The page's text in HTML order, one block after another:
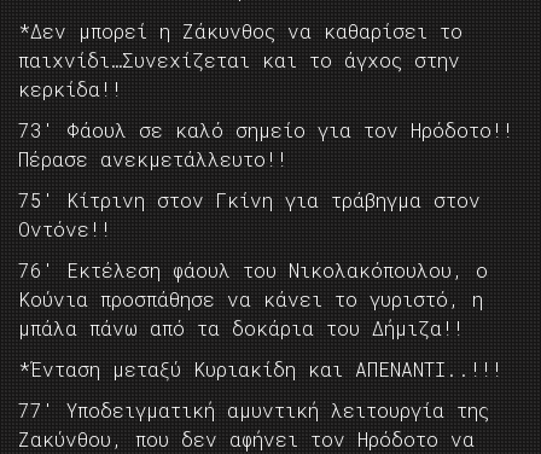
*Δεν μπορεί η Ζάκυνθος να καθαρίσει το
παιχνίδι…Συνεχίζεται και το άγχος στην
κερκίδα!!
73′ Φάουλ σε καλό σημείο για τον Ηρόδοτο!!
Πέρασε ανεκμετάλλευτο!!
75′ Κίτρινη στον Γκίνη για τράβηγμα στον
Οντόνε!!
76′ Εκτέλεση φάουλ του Νικολακόπουλου, ο
Κούνια προσπάθησε να κάνει το γυριστό, η
μπάλα πάνω από τα δοκάρια του Δήμιζα!!
*Ένταση μεταξύ Κυριακίδη και ΑΠΕΝΑΝΤΙ..!!!
77′ Υποδειγματική αμυντική λειτουργία της
Ζακύνθου, που δεν αφήνει τον Ηρόδοτο να